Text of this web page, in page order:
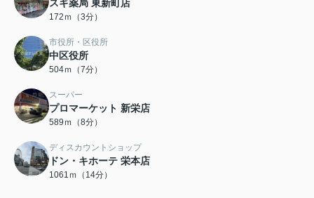
スギ薬局 東新町店
172ｍ（3分）
市役所・区役所
中区役所
504ｍ（7分）
スーパー
プロマーケット 新栄店
589ｍ（8分）
ディスカウントショップ
ドン・キホーテ 栄本店
1061ｍ（14分）